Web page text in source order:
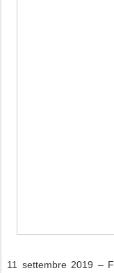
11 settembre 2019 –